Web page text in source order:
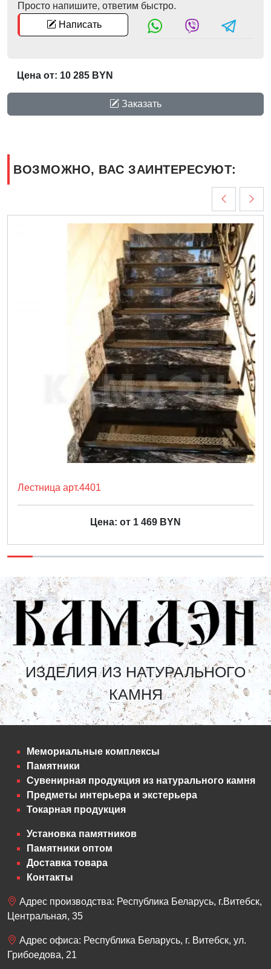
Просто напишите, ответим быстро.
Написать
Цена от: 10 285 BYN
Заказать
ВОЗМОЖНО, ВАС ЗАИНТЕРЕСУЮТ:
Лестница арт.4401
Цена: от 1 469 BYN
ИЗДЕЛИЯ ИЗ НАТУРАЛЬНОГО
КАМНЯ
Мемориальные комплексы
Памятники
Сувенирная продукция из натурального камня
Предметы интерьера и экстерьера
Токарная продукция
Установка памятников
Памятники оптом
Доставка товара
Контакты
Адрес производства: Республика Беларусь, г.Витебск,
Центральная, 35
Адрес офиса: Республика Беларусь, г. Витебск, ул.
Грибоедова, 21